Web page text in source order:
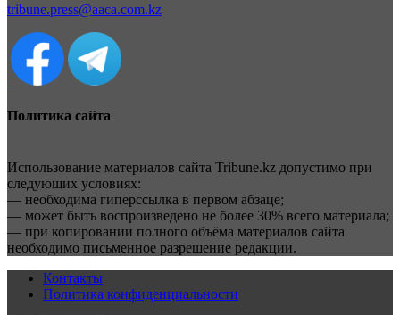
tribune.press@aaca.com.kz
Политика сайта
Использование материалов сайта Tribune.kz допустимо при
следующих условиях:
— необходима гиперссылка в первом абзаце;
— может быть воспроизведено не более 30% всего материала;
— при копировании полного объёма материалов сайта
необходимо письменное разрешение редакции.
Контакты
Политика конфиденциальности